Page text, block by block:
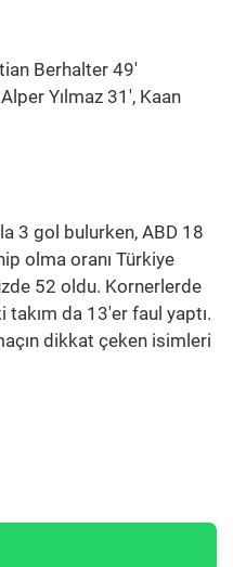
Berhalter 49'
Yılmaz 31', Kaan
3 gol bulurken, ABD 18
olma oranı Türkiye
52 oldu. Kornerlerde
da 13'er faul yaptı.
dikkat çeken isimleri